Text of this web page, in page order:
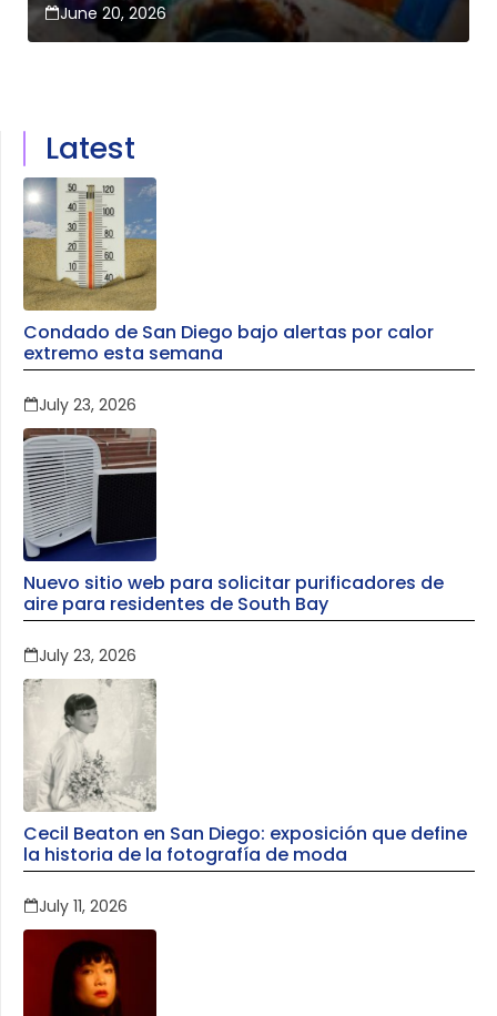
June 20, 2026
Latest
Condado de San Diego bajo alertas por calor
extremo esta semana
July 23, 2026
Nuevo sitio web para solicitar purificadores de
aire para residentes de South Bay
July 23, 2026
Cecil Beaton en San Diego: exposición que define
la historia de la fotografía de moda
July 11, 2026